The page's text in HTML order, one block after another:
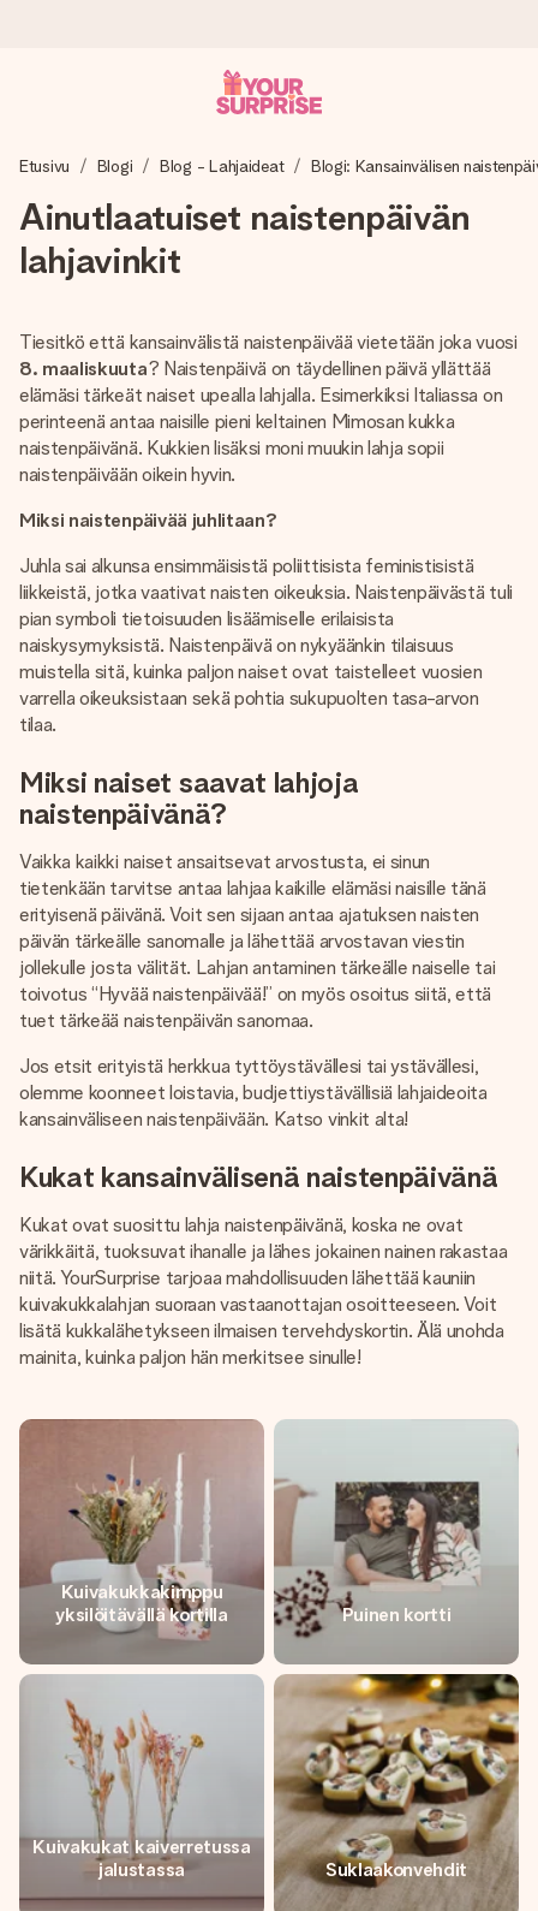
Valmistamme lahjasi huolella ja lähetämme sen hetkessä,
merkitystä.
Lahjamme inspiroivat. Asiakkaiden arvosana on 4,8 Google
Reviewsissä.
Ilmainen tervehdyskortti
Tilaa tänään – personoitu lahja valmistuu ja lähtee matkaan
Etusivu Blogi Blog - Lahjaideat Blogi: Kansainvälisen
Ainutlaatuiset naistenpäivän
lahjavinkit
Tiesitkö että kansainvälistä naistenpäivää vietetään joka vuosi
8. maaliskuuta? Naistenpäivä on täydellinen päivä yllättää
elämäsi tärkeät naiset upealla lahjalla. Esimerkiksi Italiassa on
perinteenä antaa naisille pieni keltainen Mimosan kukka
naistenpäivänä. Kukkien lisäksi moni muukin lahja sopii
naistenpäivään oikein hyvin.
Miksi naistenpäivää juhlitaan?
Juhla sai alkunsa ensimmäisistä poliittisista feministisistä
liikkeistä, jotka vaativat naisten oikeuksia. Naistenpäivästä tuli
pian symboli tietoisuuden lisäämiselle erilaisista
naiskysymyksistä. Naistenpäivä on nykyäänkin tilaisuus
muistella sitä, kuinka paljon naiset ovat taistelleet vuosien
varrella oikeuksistaan sekä pohtia sukupuolten tasa-arvon
tilaa.
Miksi naiset saavat lahjoja
naistenpäivänä?
Vaikka kaikki naiset ansaitsevat arvostusta, ei sinun
tietenkään tarvitse antaa lahjaa kaikille elämäsi naisille tänä
erityisenä päivänä. Voit sen sijaan antaa ajatuksen naisten
päivän tärkeälle sanomalle ja lähettää arvostavan viestin
jollekulle josta välität. Lahjan antaminen tärkeälle naiselle tai
toivotus “Hyvää naistenpäivää!” on myös osoitus siitä, että
tuet tärkeää naistenpäivän sanomaa.
Jos etsit erityistä herkkua tyttöystävällesi tai ystävällesi,
olemme koonneet loistavia, budjettiystävällisiä lahjaideoita
kansainväliseen naistenpäivään. Katso vinkit alta!
Kukat kansainvälisenä naistenpäivänä
Kukat ovat suosittu lahja naistenpäivänä, koska ne ovat
värikkäitä, tuoksuvat ihanalle ja lähes jokainen nainen rakastaa
niitä. YourSurprise tarjoaa mahdollisuuden lähettää kauniin
kuivakukkalahjan suoraan vastaanottajan osoitteeseen. Voit
lisätä kukkalähetykseen ilmaisen tervehdyskortin. Älä unohda
mainita, kuinka paljon hän merkitsee sinulle!
Kuivakukkakimppu
yksilöitävällä kortilla
Puinen kortti
Kuivakukat kaiverretussa
jalustassa
Suklaakonvehdit